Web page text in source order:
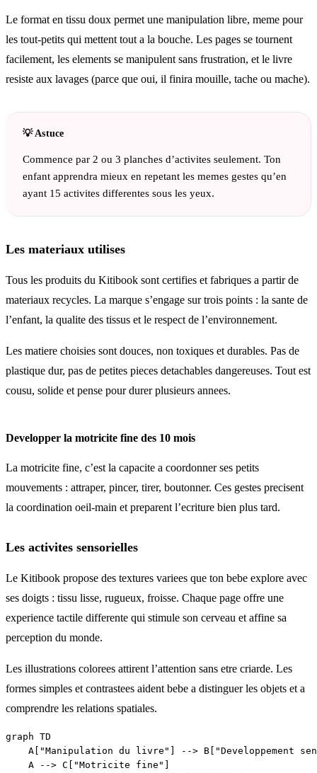
Le format en tissu doux permet une manipulation libre, meme pour
les tout-petits qui mettent tout a la bouche. Les pages se tournent
facilement, les elements se manipulent sans frustration, et le livre
resiste aux lavages (parce que oui, il finira mouille, tache ou mache).
Commence par 2 ou 3 planches d’activites seulement. Ton
enfant apprendra mieux en repetant les memes gestes qu’en
ayant 15 activites differentes sous les yeux.
Les materiaux utilises
Tous les produits du Kitibook sont certifies et fabriques a partir de
materiaux recycles. La marque s’engage sur trois points : la sante de
l’enfant, la qualite des tissus et le respect de l’environnement.
Les matiere choisies sont douces, non toxiques et durables. Pas de
plastique dur, pas de petites pieces detachables dangereuses. Tout est
cousu, solide et pense pour durer plusieurs annees.
Developper la motricite fine des 10 mois
La motricite fine, c’est la capacite a coordonner ses petits
mouvements : attraper, pincer, tirer, boutonner. Ces gestes precisent
la coordination oeil-main et preparent l’ecriture bien plus tard.
Les activites sensorielles
Le Kitibook propose des textures variees que ton bebe explore avec
ses doigts : tissu lisse, rugueux, froisse. Chaque page offre une
experience tactile differente qui stimule son cerveau et affine sa
perception du monde.
Les illustrations colorees attirent l’attention sans etre criarde. Les
formes simples et contrastees aident bebe a distinguer les objets et a
comprendre les relations spatiales.
graph TD
A["Manipulation du livre"] --> B["Developpement
    A --> C["Motricite fine"]